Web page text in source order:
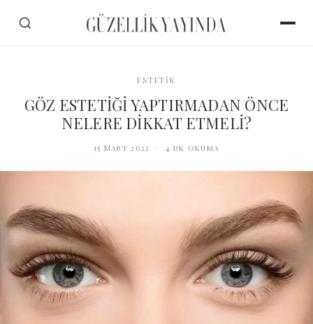
ESTETİK
GÖZ ESTETİĞİ YAPTIRMADAN ÖNCE
NELERE DİKKAT ETMELİ?
15 Mart 2022 · 4 dk okuma